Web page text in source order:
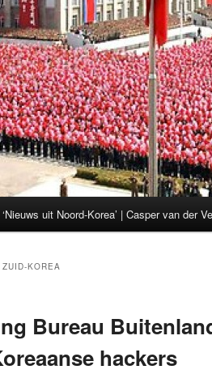
uit Noord-Korea’ | Casper van der
ZUID-KOREA
Bureau
hackers